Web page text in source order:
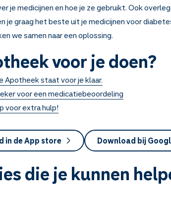
je medicijnen en hoe je ze gebruikt. Ook
je graag het beste uit je medicijnen voor
we samen naar een oplossing.
voor je doen?
Apotheek staat voor je klaar.
voor een medicatiebeoordeling
voor extra hulp!
in de App store Download bij
die je kunnen